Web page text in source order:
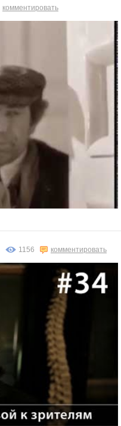
комментировать
1156 комментировать